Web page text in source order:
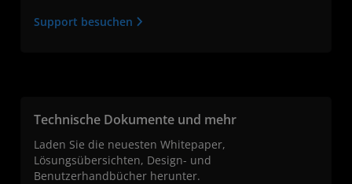
Support besuchen
Technische Dokumente und mehr
Laden Sie die neuesten Whitepaper,
Lösungsübersichten, Design- und
Benutzerhandbücher herunter.